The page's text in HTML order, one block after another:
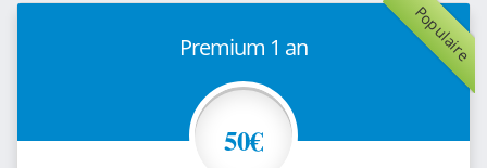
Populaire
Premium 1 an
50€